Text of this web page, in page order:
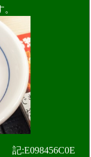
記:E098456C0E